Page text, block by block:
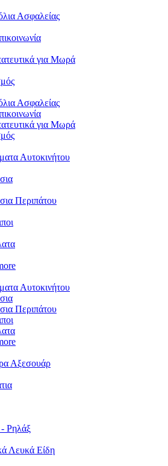
Ασφαλείας
για Μωρά
Ασφαλείας
για Μωρά
Αυτοκινήτου
Περιπάτου
Αυτοκινήτου
Περιπάτου
Αξεσουάρ
Ρηλάξ
Λευκά Είδη